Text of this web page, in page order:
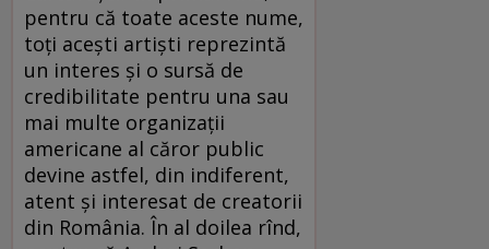
pentru că toate aceste nume,
toţi aceşti artişti reprezintă
un interes şi o sursă de
credibilitate pentru una sau
mai multe organizaţii
americane al căror public
devine astfel, din indiferent,
atent şi interesat de creatorii
din România. În al doilea rînd,